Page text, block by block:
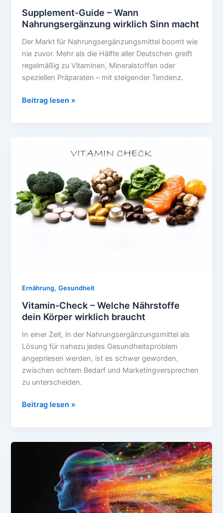
Supplement-Guide – Wann
Nahrungsergänzung wirklich Sinn macht
Der Markt für Nahrungsergänzungsmittel boomt wie
nie zuvor. Mehr als die Hälfte aller Deutschen greift
regelmäßig zu Vitaminen, Mineralstoffen oder
speziellen Präparaten – mit steigender Tendenz.
Supplement-
Sinn
macht
Beitrag lesen »
Ernährung,Gesundheit
Vitamin-Check – Welche Nährstoffe
dein Körper wirklich braucht
In einer Zeit, in der Nahrungsergänzungsmittel als
Lösung für nahezu jedes Gesundheitsproblem
angepriesen werden, ist es schwer geworden,
zwischen echtem Bedarf und Marketingversprechen
zu unterscheiden.
Vitamin-
Welche
Beitrag lesen »